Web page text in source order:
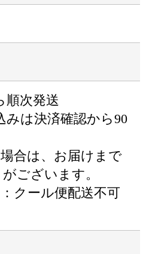
順次発送
は決済確認から90
合は、お届けまで
ございます。
クール便配送不可